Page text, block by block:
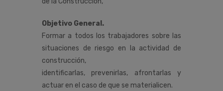
Objetivo General.
Formar a todos los trabajadores sobre las
situaciones de riesgo en la actividad de
construcción,
identificarlas, prevenirlas, afrontarlas y
actuar en el caso de que se materialicen.